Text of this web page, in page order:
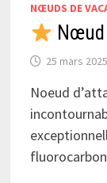
NŒUDS DE
25 mars 2025
Noeud